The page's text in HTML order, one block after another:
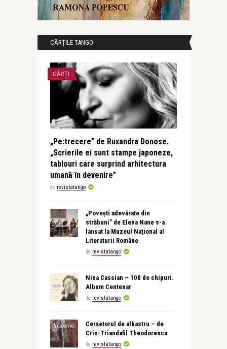
CĂRȚILE TANGO
CĂRȚI
„Pe:trecere” de Ruxandra Donose.
„Scrierile ei sunt stampe japoneze,
tablouri care surprind arhitectura
umană în devenire”
de revistatango
„Povești adevărate din
străbuni” de Elena Nane s-a
lansat la Muzeul Național al
Literaturii Române
de revistatango
Nina Cassian – 100 de chipuri.
Album Centenar
de revistatango
Cerșetorul de albastru – de
Crin-Triandafil Theodorescu
de revistatango